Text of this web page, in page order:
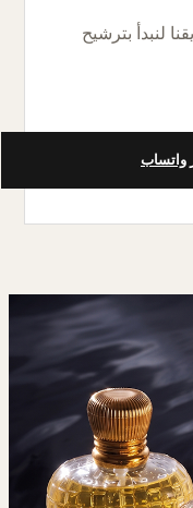
لنبدأ بترشيح
واتساب